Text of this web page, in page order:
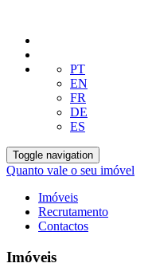
PT
EN
FR
DE
ES
Toggle navigation
Quanto vale o seu imóvel
Imóveis
Recrutamento
Contactos
Imóveis